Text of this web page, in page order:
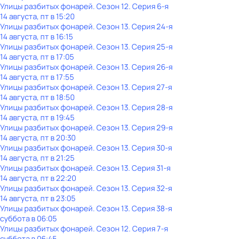
Улицы разбитых фонарей. Сезон 12. Серия 6-я
14 августа, пт в 15:20
Улицы разбитых фонарей. Сезон 13. Серия 24-я
14 августа, пт в 16:15
Улицы разбитых фонарей. Сезон 13. Серия 25-я
14 августа, пт в 17:05
Улицы разбитых фонарей. Сезон 13. Серия 26-я
14 августа, пт в 17:55
Улицы разбитых фонарей. Сезон 13. Серия 27-я
14 августа, пт в 18:50
Улицы разбитых фонарей. Сезон 13. Серия 28-я
14 августа, пт в 19:45
Улицы разбитых фонарей. Сезон 13. Серия 29-я
14 августа, пт в 20:30
Улицы разбитых фонарей. Сезон 13. Серия 30-я
14 августа, пт в 21:25
Улицы разбитых фонарей. Сезон 13. Серия 31-я
14 августа, пт в 22:20
Улицы разбитых фонарей. Сезон 13. Серия 32-я
14 августа, пт в 23:05
Улицы разбитых фонарей. Сезон 13. Серия 38-я
субботав06:05
Улицы разбитых фонарей. Сезон 12. Серия 7-я